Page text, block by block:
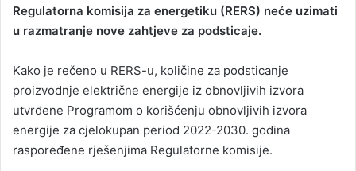
Regulatorna komisija za energetiku (RERS) neće uzimati
u razmatranje nove zahtjeve za podsticaje.
Kako je rečeno u RERS-u, količine za podsticanje
proizvodnje električne energije iz obnovljivih izvora
utvrđene Programom o korišćenju obnovljivih izvora
energije za cjelokupan period 2022-2030. godina
raspoređene rješenjima Regulatorne komisije.